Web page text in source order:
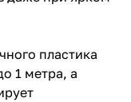
пластика
1 метра, а
в 2 недели